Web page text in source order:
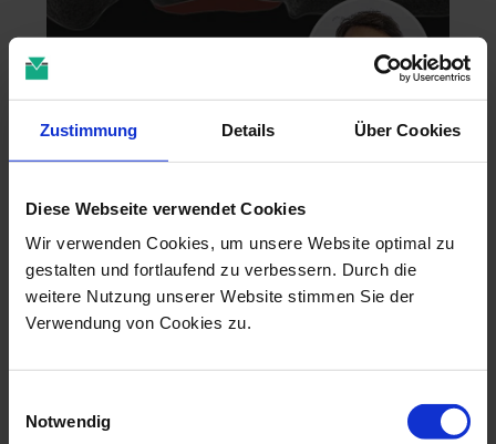
Zustimmung Details Über Cookies
Diese Webseite verwendet Cookies
Wir verwenden Cookies, um unsere Website optimal zu
gestalten und fortlaufend zu verbessern. Durch die
weitere Nutzung unserer Website stimmen Sie der
Verwendung von Cookies zu.
Notwendig
Zahntechnik im 4D-Zeitalter
online
Dr. Christian Leonhardt